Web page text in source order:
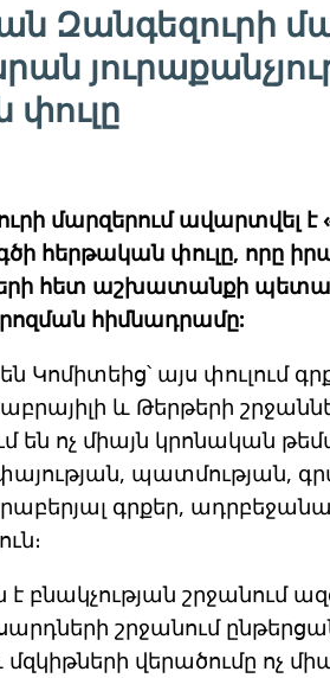
Զանգեզուրի
մարզերում ավարտվել
հերթական փուլը, որը
հետ աշխատանքի
հիմնադրամը:
Կոմիտեից՝ այս փուլում
և Թերթերի
են ոչ միայն կրոնական
պատմության,
գրքեր,
շրջանում
շրջանում
վերածումը ոչ